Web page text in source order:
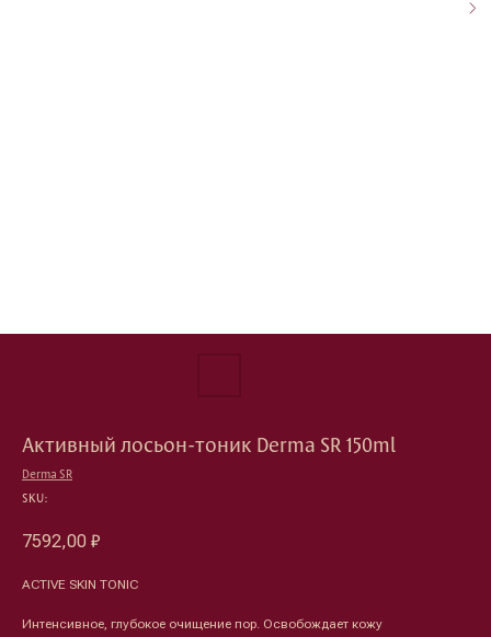
Активный лосьон-тоник Derma SR 150ml
Derma SR
SKU:
7592,00 ₽
ACTIVE SKIN TONIC
Интенсивное, глубокое очищение пор. Освобождает кожу